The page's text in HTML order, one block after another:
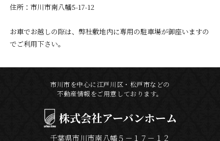
住所：市川市南八幡5-17-12
お車でお越しの際は、弊社敷地内に専用の駐車場が御座いますの
でご利用下さい。
市川市を中心に江戸川区・松戸市などの
不動産情報をご用意しております。
株式会社アーバンホーム
千葉県市川市南八幡５－１７－１２